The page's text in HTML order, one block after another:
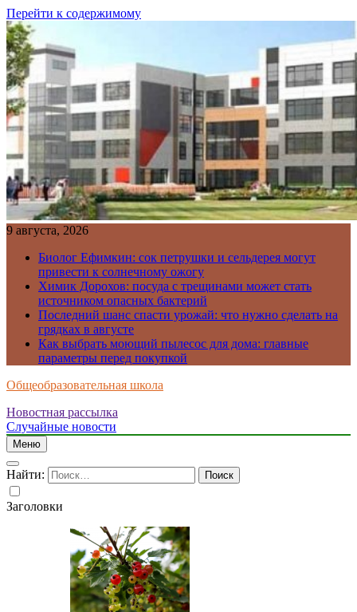
Перейти к содержимому
9 августа, 2026
Биолог Ефимкин: сок петрушки и сельдерея могут
привести к солнечному ожогу
Химик Дорохов: посуда с трещинами может стать
источником опасных бактерий
Последний шанс спасти урожай: что нужно сделать на
грядках в августе
Как выбрать моющий пылесос для дома: главные
параметры перед покупкой
Общеобразовательная школа
Новостная рассылка
Случайные новости
Меню
Найти:
Заголовки